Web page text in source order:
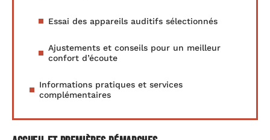
Essai des appareils auditifs sélectionnés
Ajustements et conseils pour un meilleur
confort d’écoute
Informations pratiques et services
complémentaires